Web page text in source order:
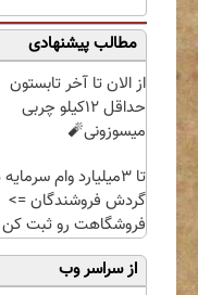
مطالب پیشنهادی
از الان تا آخر تابستون
حداقل 12کیلو چربی
میسوزونی🧨
تا 3میلیارد وام
گردش فروشندگان =>
فروشگاهت رو ثبت کن
از سراسر وب